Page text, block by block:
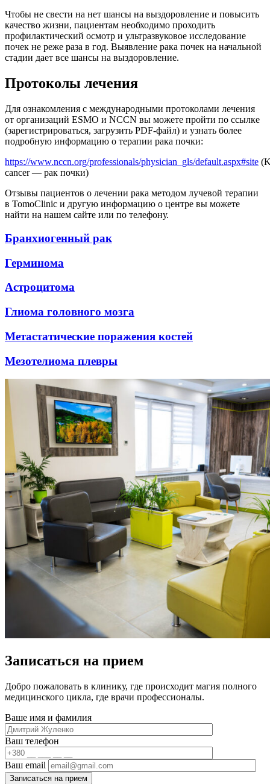
Чтобы не свести на нет шансы на выздоровление и повысить
качество жизни, пациентам необходимо проходить
профилактический осмотр и ультразвуковое исследование
почек не реже раза в год. Выявление рака почек на начальной
стадии дает все шансы на выздоровление.
Протоколы лечения
Для ознакомления с международными протоколами лечения
от организаций ESMO и NCCN вы можете пройти по ссылке
(зарегистрироваться, загрузить PDF-файл) и узнать более
подробную информацию о терапии рака почки:
https://www.nccn.org/professionals/physician_gls/default.aspx#site
cancer — рак почки)
Отзывы пациентов о лечении рака методом лучевой терапии
в TomoClinic и другую информацию о центре вы можете
найти на нашем сайте или по телефону.
Бранхиогенный рак
Герминома
Астроцитома
Глиома головного мозга
Метастатические поражения костей
Мезотелиома плевры
Записаться на прием
Добро пожаловать в клинику, где происходит магия полного
медицинского цикла, где врачи профессионалы.
Ваше имя и фамилия
Ваш телефон
Ваш email